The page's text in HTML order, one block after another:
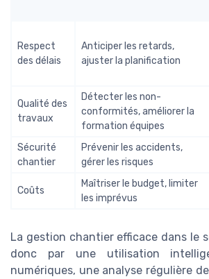
Respect
des délais
Anticiper les retards,
ajuster la planification
Qualité des
travaux
Détecter les non-
conformités, améliorer la
formation équipes
Sécurité
chantier
Prévenir les accidents,
gérer les risques
Coûts
Maîtriser le budget, limiter
les imprévus
La gestion chantier efficace dans le
donc par une utilisation
numériques, une analyse régulière